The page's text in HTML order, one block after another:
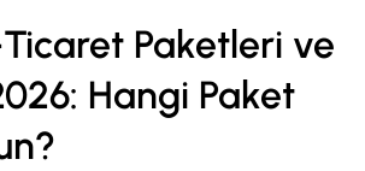
Paketleri ve
Hangi Paket